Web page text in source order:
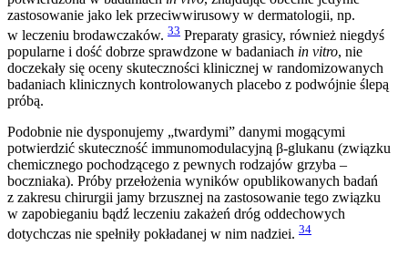
zastosowanie jako lek przeciwwirusowy w dermatologii, np.
w leczeniu brodawczaków. 33 Preparaty grasicy, również niegdyś
popularne i dość dobrze sprawdzone w badaniach in vitro, nie
doczekały się oceny skuteczności klinicznej w randomizowanych
badaniach klinicznych kontrolowanych placebo z podwójnie ślepą
próbą.
Podobnie nie dysponujemy „twardymi” danymi mogącymi
potwierdzić skuteczność immunomodulacyjną β-glukanu (związku
chemicznego pochodzącego z pewnych rodzajów grzyba –
boczniaka). Próby przełożenia wyników opublikowanych badań
z zakresu chirurgii jamy brzusznej na zastosowanie tego związku
w zapobieganiu bądź leczeniu zakażeń dróg oddechowych
dotychczas nie spełniły pokładanej w nim nadziei. 34